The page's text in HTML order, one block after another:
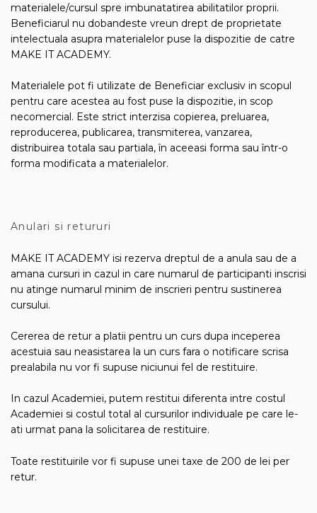
materialele/cursul spre imbunatatirea abilitatilor proprii.
Beneficiarul nu dobandeste vreun drept de proprietate
intelectuala asupra materialelor puse la dispozitie de catre
MAKE IT ACADEMY.
Materialele pot fi utilizate de Beneficiar exclusiv in scopul
pentru care acestea au fost puse la dispozitie, in scop
necomercial. Este strict interzisa copierea, preluarea,
reproducerea, publicarea, transmiterea, vanzarea,
distribuirea totala sau partiala, în aceeasi forma sau într-o
forma modificata a materialelor.
Anulari si retururi
MAKE IT ACADEMY isi rezerva dreptul de a anula sau de a
amana cursuri in cazul in care numarul de participanti inscrisi
nu atinge numarul minim de inscrieri pentru sustinerea
cursului.
Cererea de retur a platii pentru un curs dupa inceperea
acestuia sau neasistarea la un curs fara o notificare scrisa
prealabila nu vor fi supuse niciunui fel de restituire.
In cazul Academiei, putem restitui diferenta intre costul
Academiei si costul total al cursurilor individuale pe care le-
ati urmat pana la solicitarea de restituire.
Toate restituirile vor fi supuse unei taxe de 200 de lei per
retur.